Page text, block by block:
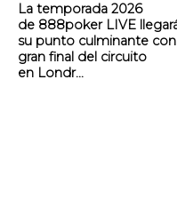
La temporada 2026
de 888poker LIVE
su punto culminante con
gran final del circuito
en Londr...